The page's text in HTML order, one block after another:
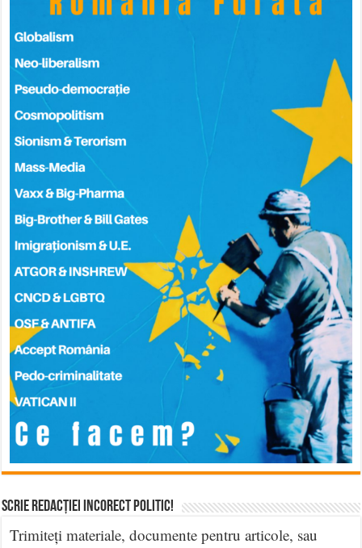
Scrie Redacției Incorect Politic!
Trimiteți materiale, documente pentru articole, sau